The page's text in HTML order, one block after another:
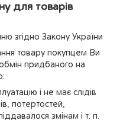
для товарів
згідно Закону України
товару покупцем Ви
придбаного на
і не має слідів
потертостей,
змінам і т. п.